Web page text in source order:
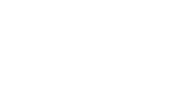
un engagement